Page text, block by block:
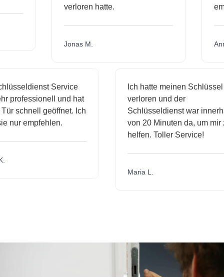
verloren hatte.
Jonas M.
Service
professionell und hat
schnell geöffnet. Ich
nur empfehlen.
Ich hatte meinen Schlüssel
verloren und der
Schlüsseldienst war
von 20 Minuten da, um mir
helfen. Toller Service!
Maria L.